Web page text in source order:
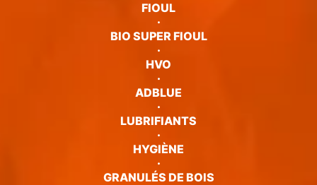
FIOUL
·
BIO SUPER FIOUL
·
HVO
·
ADBLUE
·
LUBRIFIANTS
·
HYGIÈNE
·
GRANULÉS DE BOIS